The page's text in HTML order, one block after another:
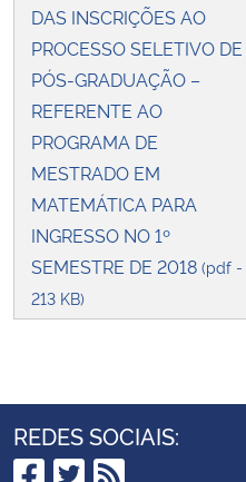
DAS INSCRIÇÕES AO
PROCESSO SELETIVO DE
PÓS-GRADUAÇÃO –
REFERENTE AO
PROGRAMA DE
MESTRADO EM
MATEMÁTICA PARA
INGRESSO NO 1º
SEMESTRE DE 2018 (pdf -
213 KB)
REDES SOCIAIS: